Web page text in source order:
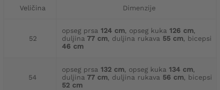
Veličina Dimenzije
52
opseg prsa 124 cm, opseg kuka 126 cm,
duljina 77 cm, duljina rukava 55 cm, bicepsi
46 cm
54
opseg prsa 132 cm, opseg kuka 134 cm,
duljina 77 cm, duljina rukava 56 cm, bicepsi
52 cm